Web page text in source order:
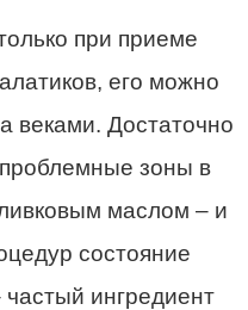
при приеме
его можно
веками. Достаточно
зоны в
маслом – и
состояние
ингредиент